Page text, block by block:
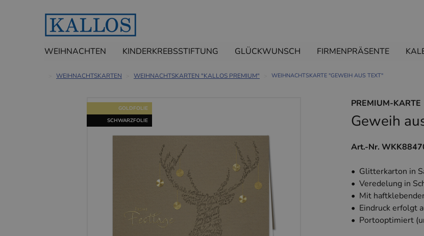
WEIHNACHTEN
KINDERKREBSSTIFTUNG GLÜCKWUNSCH FIRMENPRÄSENTE
WEIHNACHTSKARTEN WEIHNACHTSKARTEN "KALLOS PREMIUM" WEIHNACHTSKARTE "GEWEIH AUS TEXT"
GOLDFOLIE
SCHWARZFOLIE
PREMIUM-KARTE
Geweih
Art.-Nr.
• Glitterkarton in
• Veredelung in
• Mit
• Eindruck erfolgt
• Portooptimiert